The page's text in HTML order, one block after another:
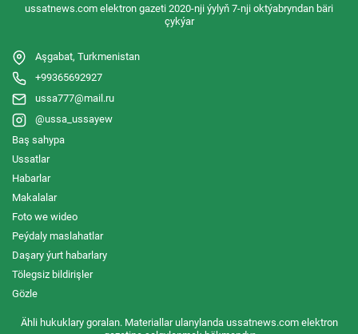
ussatnews.com elektron gazeti 2020-nji ýylyň 7-nji oktýabryndan bäri
çykýar
Aşgabat, Turkmenistan
+99365692927
ussa777@mail.ru
@ussa_ussayew
Baş sahypa
Ussatlar
Habarlar
Makalalar
Foto we wideo
Peýdaly maslahatlar
Daşary ýurt habarlary
Tölegsiz bildirişler
Gözle
Ähli hukuklary goralan. Materiallar ulanylanda ussatnews.com elektron